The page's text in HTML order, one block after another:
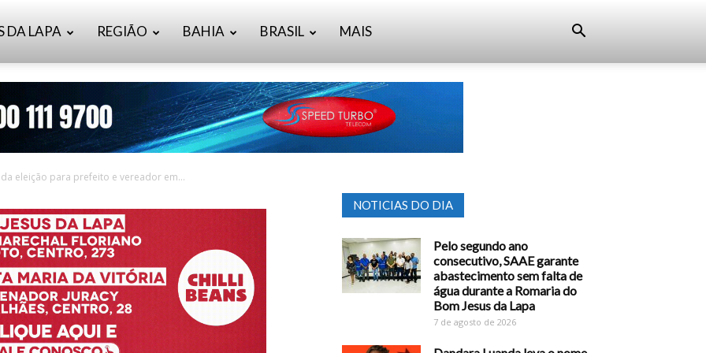
DA LAPA REGIÃO BAHIA BRASIL MAIS
eleição para prefeito e vereador em...
NOTICIAS DO DIA
Pelo segundo ano
consecutivo, SAAE garante
abastecimento sem falta de
água durante a Romaria do
Bom Jesus da Lapa
7 de agosto de 2026